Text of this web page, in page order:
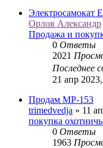
Электросамокат
Орлов Александр
Продажа и
0 Ответы
2021
Последнее
21 апр
Продам МР-153
trimedvedja » 11
покупка
0 Ответы
1963